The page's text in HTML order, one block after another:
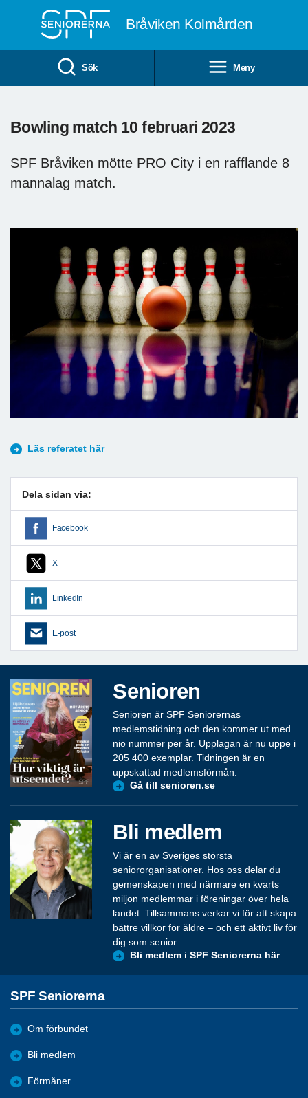
Bråviken Kolmården
Sök Meny
Bowling match 10 februari 2023
SPF Bråviken mötte PRO City i en rafflande 8
mannalag match.
Läs referatet här
Dela sidan via:
Facebook
X
LinkedIn
E-post
Senioren
Senioren är SPF Seniorernas
medlemstidning och den kommer ut med
nio nummer per år. Upplagan är nu uppe i
205 400 exemplar. Tidningen är en
uppskattad medlemsförmån.
Gå till senioren.se
Bli medlem
Vi är en av Sveriges största
seniororganisationer. Hos oss delar du
gemenskapen med närmare en kvarts
miljon medlemmar i föreningar över hela
landet. Tillsammans verkar vi för att skapa
bättre villkor för äldre – och ett aktivt liv för
dig som senior.
Bli medlem i SPF Seniorerna här
SPF Seniorerna
Om förbundet
Bli medlem
Förmåner